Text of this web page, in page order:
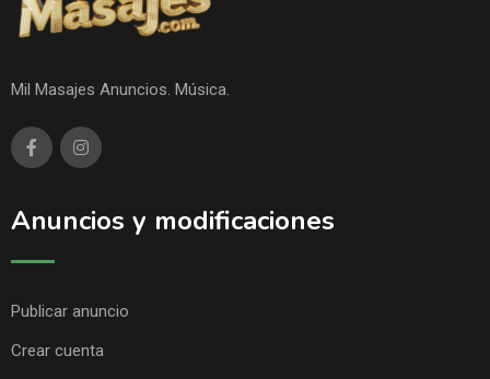
Mil Masajes Anuncios. Música.
Anuncios y modificaciones
Publicar anuncio
Crear cuenta